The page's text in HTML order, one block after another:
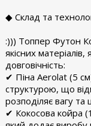
◆ Склад та
:))) Топпер Футон
якісних
довговічність:
✔ Піна Aerolat (5
структурою, що
розподіляє вагу
✔ Кокосова койра